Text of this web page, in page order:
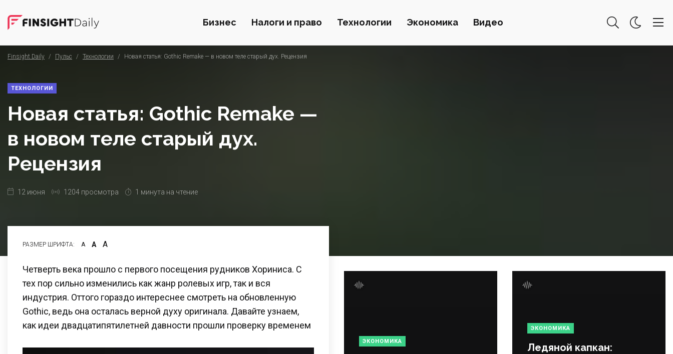
Бизнес Налоги и право Технологии Экономика Видео
Finsight Daily / Пульс / Технологии / Новая статья: Gothic Remake — в новом теле старый дух. Рецензия
ТЕХНОЛОГИИ
Новая статья: Gothic Remake —
в новом теле старый дух.
Рецензия
12 июня 1204 просмотра 1 минута на чтение
РАЗМЕР ШРИФТА: А А А
Четверть века прошло с первого посещения рудников Хориниса. С
тех пор сильно изменились как жанр ролевых игр, так и вся
индустрия. Оттого гораздо интереснее смотреть на обновленную
Gothic, ведь она осталась верной духу оригинала. Давайте узнаем,
как идеи двадцатипятилетней давности прошли проверку временем
ЭКОНОМИКА
ЭКОНОМИКА
Ледяной капкан: